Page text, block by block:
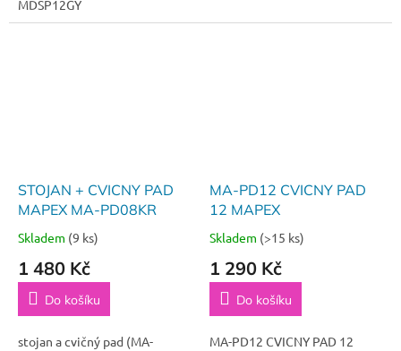
MDSP12GY
STOJAN + CVICNY PAD
MAPEX MA-PD08KR
Skladem (9 ks)
1 480 Kč
Do košíku
stojan a cvičný pad (MA-
MA-PD12 CVICNY PAD
12 MAPEX
Skladem (>15 ks)
1 290 Kč
Do košíku
MA-PD12 CVICNY PAD 12